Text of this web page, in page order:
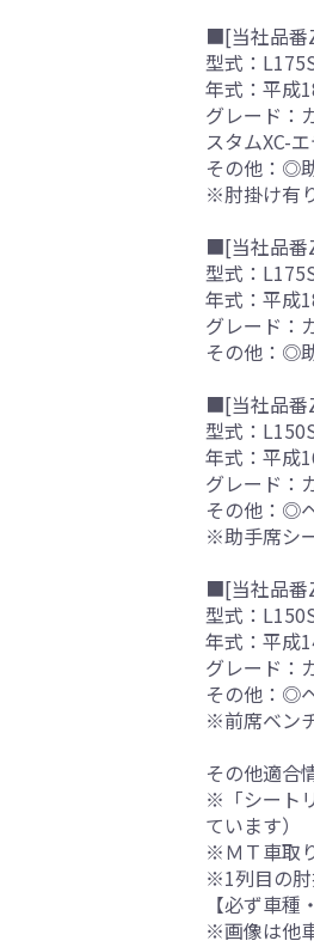
■[当社品番
型式：
年式：平成
グレード：
スタムXC-
その他：◎
※肘掛け有
■[当社品番
型式：
年式：平成
グレード：
その他：◎
■[当社品番
型式：
年式：平成
グレード：
その他：◎
※助手席シ
■[当社品番
型式：
年式：平成
グレード：
その他：◎
※前席ベン
その他適合
※「シート
ています）
※ＭＴ車取
※1列目の肘
【必ず車
※画像は他